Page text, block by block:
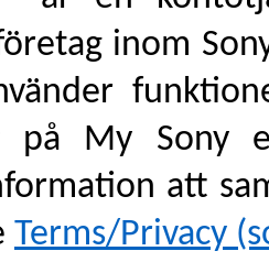
inom
på My Sony
att
Terms/Privacy